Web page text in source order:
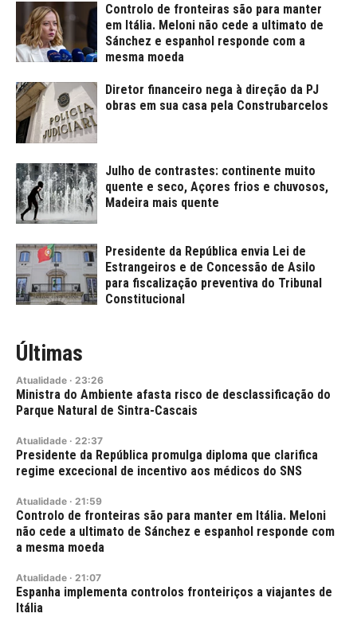
Controlo de fronteiras são para manter
em Itália. Meloni não cede a ultimato de
Sánchez e espanhol responde com a
mesma moeda
Diretor financeiro nega à direção da PJ
obras em sua casa pela Construbarcelos
Julho de contrastes: continente muito
quente e seco, Açores frios e chuvosos,
Madeira mais quente
Presidente da República envia Lei de
Estrangeiros e de Concessão de Asilo
para fiscalização preventiva do Tribunal
Constitucional
Últimas
Atualidade · 23:26
Ministra do Ambiente afasta risco de desclassificação do
Parque Natural de Sintra-Cascais
Atualidade · 22:37
Presidente da República promulga diploma que clarifica
regime excecional de incentivo aos médicos do SNS
Atualidade · 21:59
Controlo de fronteiras são para manter em Itália. Meloni
não cede a ultimato de Sánchez e espanhol responde com
a mesma moeda
Atualidade · 21:07
Espanha implementa controlos fronteiriços a viajantes de
Itália